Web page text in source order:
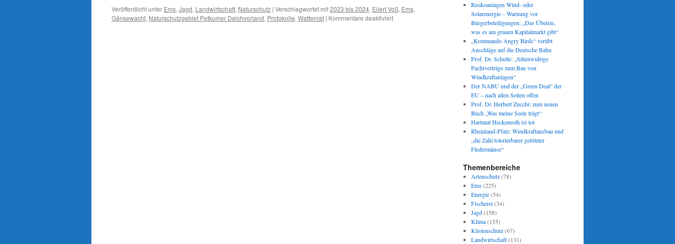
Veröffentlicht unter Ems, Jagd, Landwirtschaft, Naturschutz | Verschlagwortet mit2023 bis 2024, Eilert Voß, Ems,
Gänsewacht, Naturschutzgebiet Petkumer Deichvorland, Protokolle, Wattenrat | Kommentare deaktiviertfür
Risikoanlagen Wind- oder
Solarenergie – Warnung vor
Bürgerbeteiligungen: „Das Übelste,
was es am grauen Kapitalmarkt gibt“
„Kommando Angry Birds“ verübt
Anschläge auf die Deutsche Bahn
Prof. Dr. Schulte: „Sittenwidrige
Pachtverträge zum Bau von
Windkraftanlagen“
Der NABU und der „Green Deal“ der
EU – nach allen Seiten offen
Prof. Dr. Herbert Zucchi: zum neuen
Buch „Was meine Seele trägt“
Hartmut Heckenroth ist tot
Rheinland-Pfalz: Windkraftausbau und
„die Zahl tolerierbarer getöteter
Fledermäuse“
Themenbereiche
Artenschutz(78)
Ems(225)
Energie(54)
Fischerei(34)
Jagd(158)
Klima(155)
Küstenschutz(67)
Landwirtschaft(131)